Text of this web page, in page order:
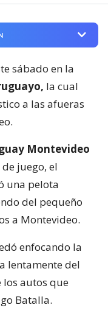
sábado en la
la cual
a las afueras
Montevideo
juego, el
una pelota
del pequeño
a Montevideo.
enfocando la
lentamente del
los autos que
Batalla.